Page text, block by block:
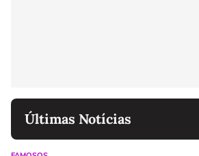
Últimas Notícias